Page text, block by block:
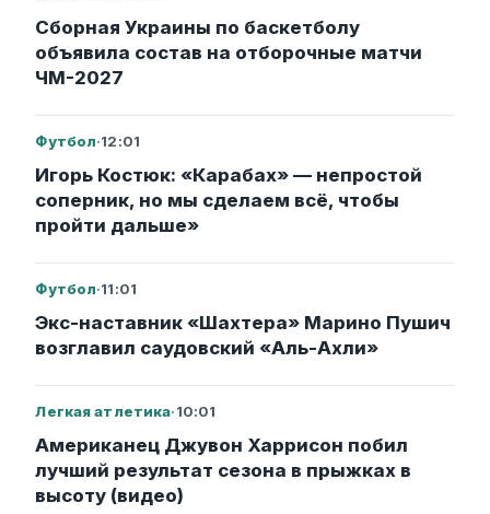
Сборная Украины по баскетболу
объявила состав на отборочные матчи
ЧМ-2027
Футбол·12:01
Игорь Костюк: «Карабах» — непростой
соперник, но мы сделаем всё, чтобы
пройти дальше»
Футбол·11:01
Экс-наставник «Шахтера» Марино Пушич
возглавил саудовский «Аль-Ахли»
Легкая атлетика·10:01
Американец Джувон Харрисон побил
лучший результат сезона в прыжках в
высоту (видео)